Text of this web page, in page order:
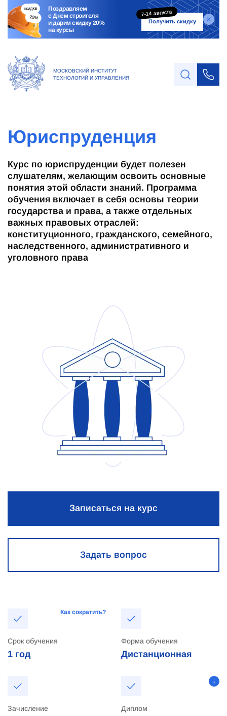
Поздравляем
с Днем строителя
и дарим скидку 20%
на курсы
7-14 августа
Получить скидку
МОСКОВСКИЙ ИНСТИТУТ
ТЕХНОЛОГИЙ И УПРАВЛЕНИЯ
Юриспруденция
Курс по юриспруденции будет полезен
слушателям, желающим освоить основные
понятия этой области знаний. Программа
обучения включает в себя основы теории
государства и права, а также отдельных
важных правовых отраслей:
конституционного, гражданского, семейного,
наследственного, административного и
уголовного права
Записаться на курс
Задать вопрос
Как сократить?
Срок обучения
1 год
Форма обучения
Дистанционная
Зачисление Диплом